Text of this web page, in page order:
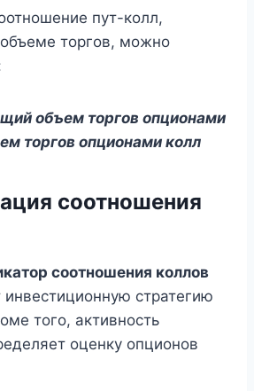
пут-колл,
торгов, можно
объем торгов опционами
торгов опционами колл
соотношения
соотношения коллов
стратегию
того, активность
оценку опционов